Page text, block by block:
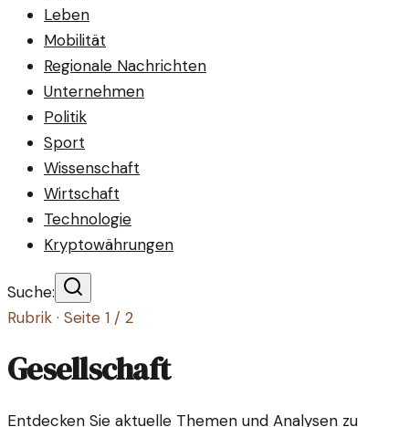
Leben
Mobilität
Regionale Nachrichten
Unternehmen
Politik
Sport
Wissenschaft
Wirtschaft
Technologie
Kryptowährungen
Suche:
Rubrik · Seite 1 / 2
Gesellschaft
Entdecken Sie aktuelle Themen und Analysen zu